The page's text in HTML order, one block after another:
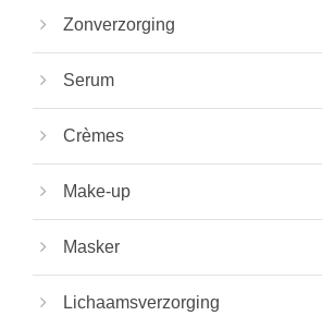
Zonverzorging
Serum
Crèmes
Make-up
Masker
Lichaamsverzorging